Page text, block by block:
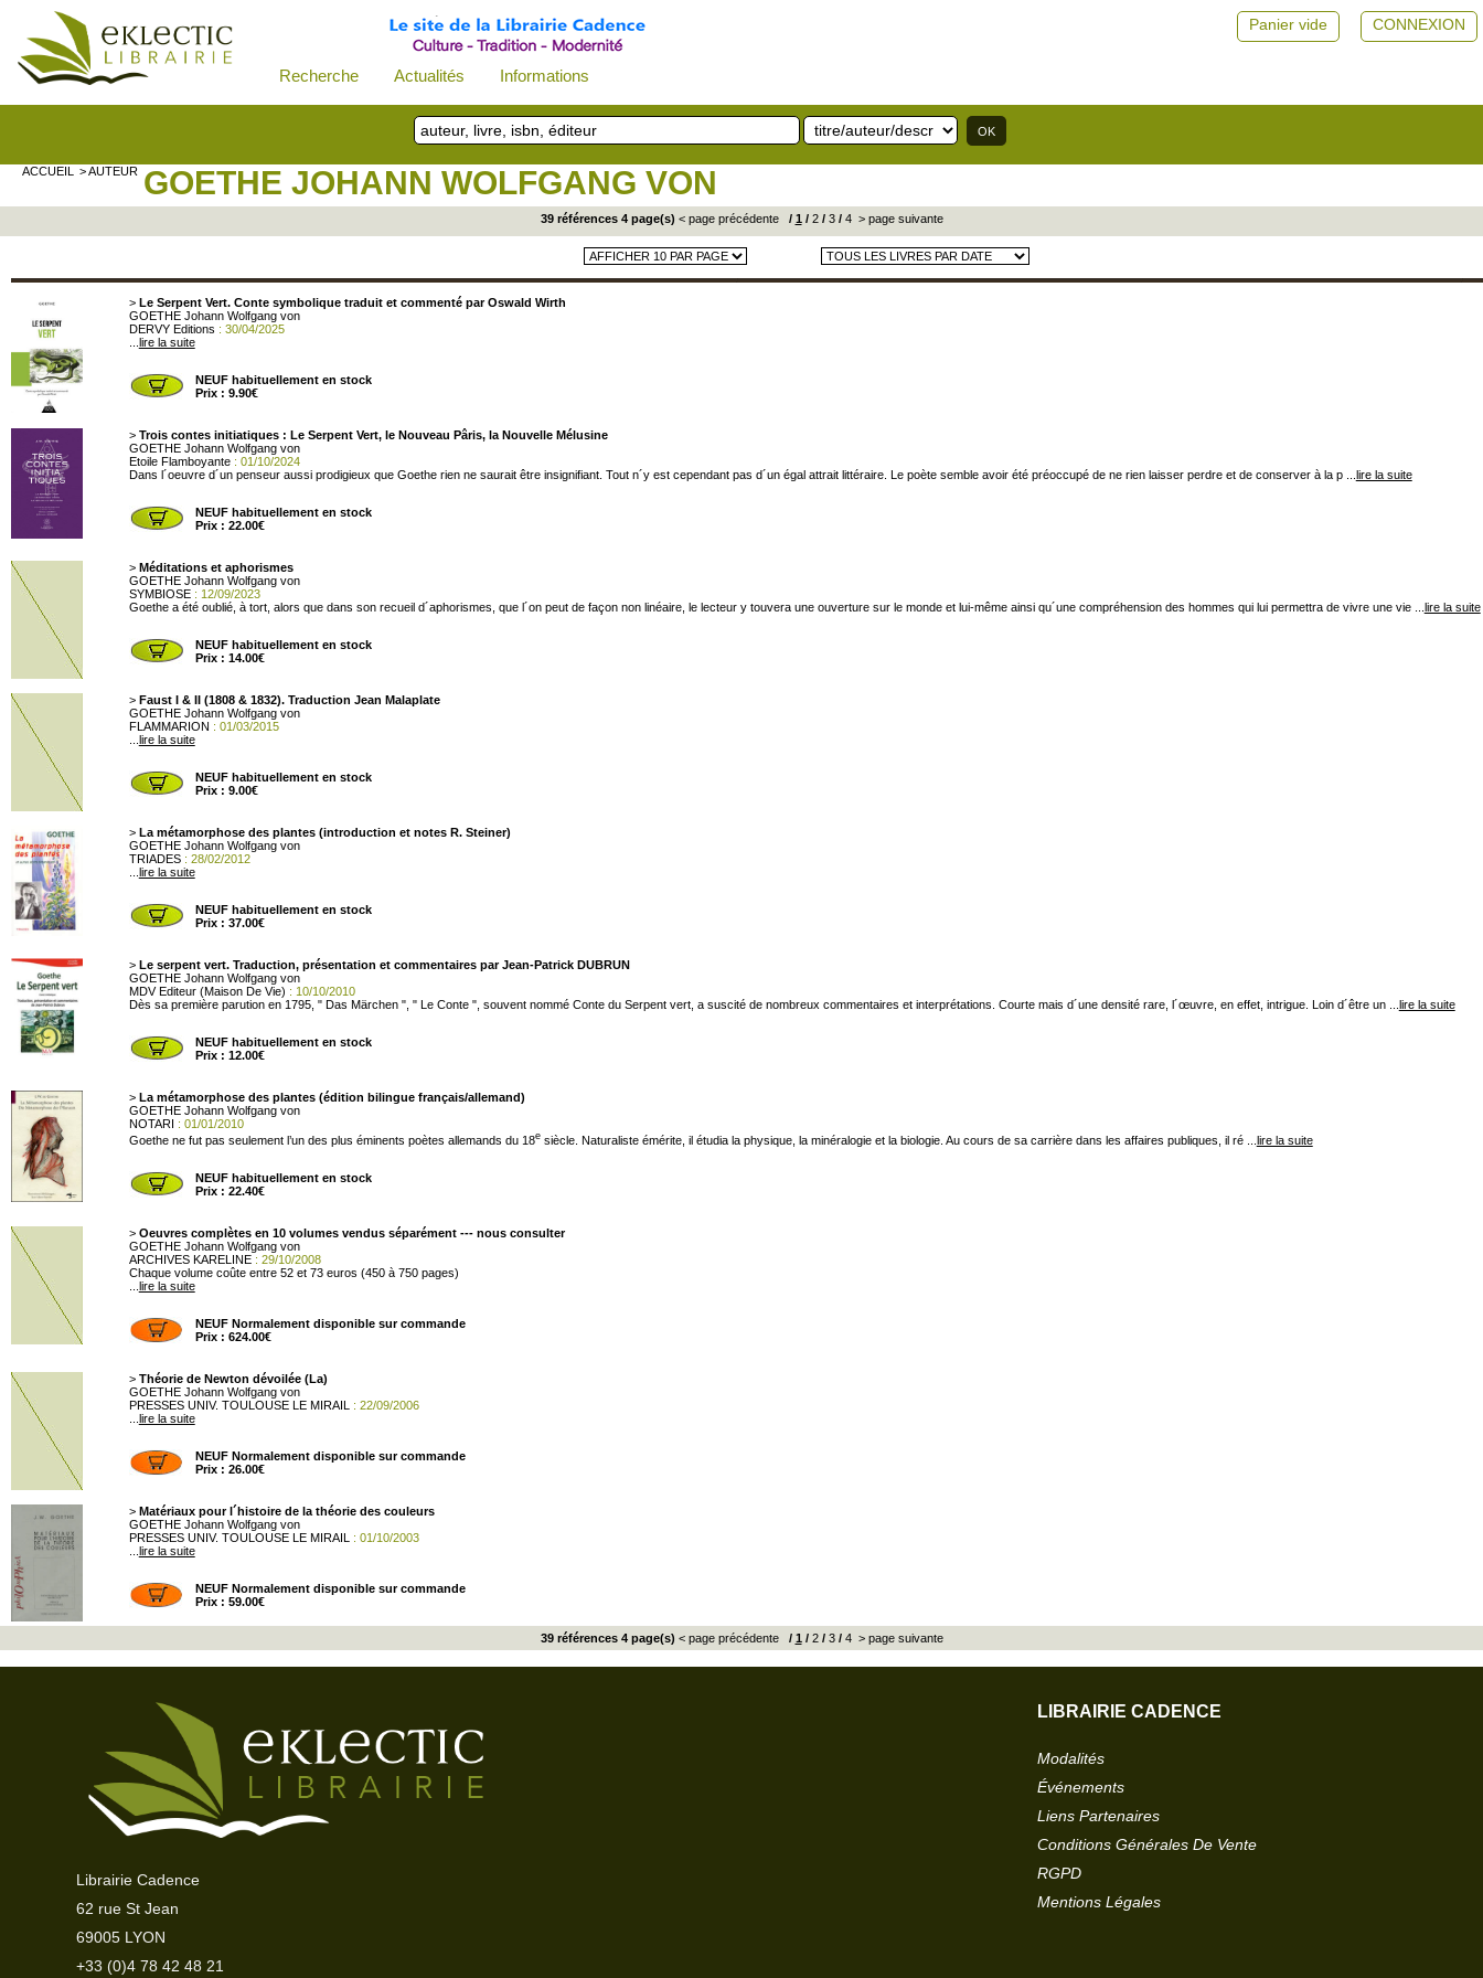
Recherche Actualités Informations
CONNEXION
Panier vide
ACCUEIL > AUTEUR GOETHE JOHANN WOLFGANG VON
39 références 4 page(s) < page précédente/ 1 /2/3/4 > page suivante
> Le Serpent Vert. Conte symbolique traduit et commenté par Oswald Wirth
GOETHE Johann Wolfgang von
DERVY Editions : 30/04/2025
lire la suite
NEUF habituellement en stock
Prix : 9.90€
> Trois contes initiatiques : Le Serpent Vert, le Nouveau Pâris, la Nouvelle Mélusine
GOETHE Johann Wolfgang von
Etoile Flamboyante : 01/10/2024
Dans l´oeuvre d´un penseur aussi prodigieux que Goethe rien ne saurait être insignifiant. Tout n´y est cependant pas d´un égal attrait littéraire. Le poète semble avoir été préoccupé de ne rien laisser perdre et de conserver à la p ... lire la suite
NEUF habituellement en stock
Prix : 22.00€
> Méditations et aphorismes
GOETHE Johann Wolfgang von
SYMBIOSE: 12/09/2023
Goethe a été oublié, à tort, alors que dans son recueil d´aphorismes, que l´on peut de façon non linéaire, le lecteur y touvera une ouverture sur le monde et lui-même ainsi qu´une compréhension des hommes qui lui permettra de vivre une vie ... lire la suite
NEUF habituellement en stock
Prix : 14.00€
> Faust I & II (1808 & 1832). Traduction Jean Malaplate
GOETHE Johann Wolfgang von
FLAMMARION : 01/03/2015
lire la suite
NEUF habituellement en stock
Prix : 9.00€
> La métamorphose des plantes (introduction et notes R. Steiner)
GOETHE Johann Wolfgang von
TRIADES: 28/02/2012
lire la suite
NEUF habituellement en stock
Prix : 37.00€
> Le serpent vert. Traduction, présentation et commentaires par Jean-Patrick DUBRUN
GOETHE Johann Wolfgang von
MDV Editeur (Maison De Vie) : 10/10/2010
Dès sa première parution en 1795, " Das Märchen ", " Le Conte ", souvent nommé Conte du Serpent vert, a suscité de nombreux commentaires et interprétations. Courte mais d´une densité rare, l´œuvre, en effet, intrigue. Loin d´être un ... lire la suite
NEUF habituellement en stock
Prix : 12.00€
> La métamorphose des plantes (édition bilingue français/allemand)
GOETHE Johann Wolfgang von
NOTARI : 01/01/2010
Goethe ne fut pas seulement l’un des plus éminents poètes allemands du 18esiècle. Naturaliste émérite, il étudia la physique, la minéralogie et la biologie. Au cours de sa carrière dans les affaires publiques, il ré ... lire la suite
NEUF habituellement en stock
Prix : 22.40€
> Oeuvres complètes en 10 volumes vendus séparément --- nous consulter
GOETHE Johann Wolfgang von
ARCHIVES KARELINE: 29/10/2008
Chaque volume coûte entre 52 et 73 euros (450 à 750 pages)
lire la suite
NEUF Normalement disponible sur commande
Prix : 624.00€
> Théorie de Newton dévoilée (La)
GOETHE Johann Wolfgang von
PRESSES UNIV. TOULOUSE LE MIRAIL
: 22/09/2006
lire la suite
NEUF Normalement disponible sur commande
Prix : 26.00€
> Matériaux pour l´histoire de la théorie des couleurs
GOETHE Johann Wolfgang von
PRESSES UNIV. TOULOUSE LE MIRAIL
: 01/10/2003
lire la suite
NEUF Normalement disponible sur commande
Prix : 59.00€
39 références 4 page(s) < page précédente/ 1 /2/3/4 > page suivante
Librairie Cadence
62 rue St Jean
69005 LYON
+33 (0)4 78 42 48 21
LIBRAIRIE CADENCE
Modalités
Événements
Liens Partenaires
Conditions Générales De Vente
RGPD
Mentions Légales